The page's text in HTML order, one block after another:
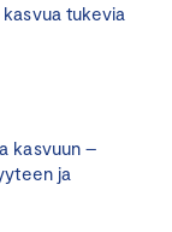
tukevia
kasvuun –
ja